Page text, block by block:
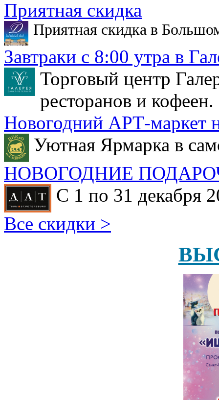
Приятная скидка
Приятная скидка в
Завтраки с 8:00 утра в
Торговый центр
ресторанов и кофеен.
Новогодний АРТ-маркет
Уютная Ярмарка в
НОВОГОДНИЕ
С 1 по 31 декабря
Все скидки >